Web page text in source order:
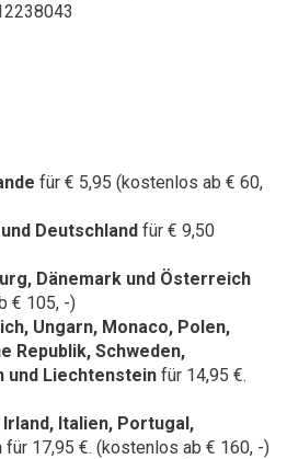
für € 5,95 (kostenlos ab € 60,
Deutschland für € 9,50
Dänemark und Österreich
€ 105, -)
Ungarn, Monaco, Polen,
Republik, Schweden,
und Liechtenstein für 14,95 €.
Irland, Italien, Portugal,
für 17,95 €. (kostenlos ab € 160, -)